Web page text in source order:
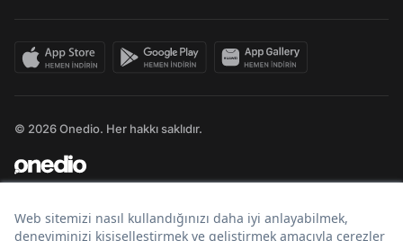
© 2026 Onedio. Her hakkı saklıdır.
Bir markasıdır.